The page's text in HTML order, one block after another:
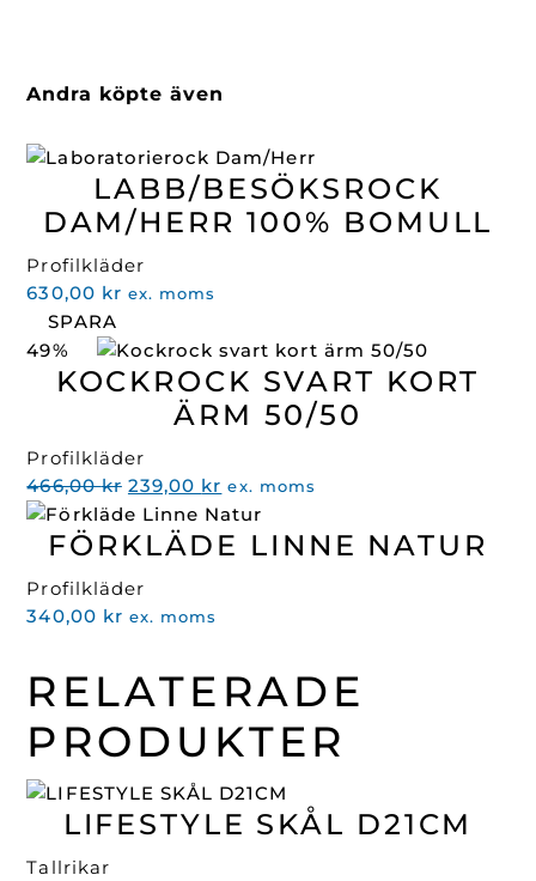
Andra köpte även
LABB/BESÖKSROCK
DAM/HERR 100% BOMULL
Profilkläder
630,00 kr ex. moms
SPARA
49%
KOCKROCK SVART KORT
ÄRM 50/50
Profilkläder
466,00kr Det
ursprungliga
priset
466,00 kr.
239,00 kr Det
nuvarande
priset
ex. moms
FÖRKLÄDE LINNE NATUR
Profilkläder
340,00 kr ex. moms
RELATERADE
PRODUKTER
LIFESTYLE SKÅL D21CM
Tallrikar